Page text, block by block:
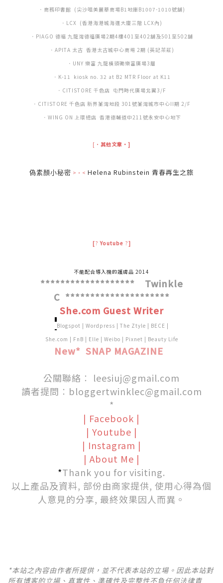
．商務印書館 (尖沙咀美麗華商場B1地庫B1007-1010號舖)
．LCX (香港海港城海運大廈三階 LCX內)
．PIAGO 德褔 九龍灣德福廣場2期4樓401至402舖及501至502舖
．APITA 太古 香港太古城中心商埸 2期 (英記茶莊)
．UNY 樂富 九龍橫頭磡樂富廣場3層
．K-11 kiosk no. 32 at B2 MTR Floor at K11
．CITISTORE 千色店 屯門時代廣場北翼3/F
．CITISTORE 千色店 新界荃灣地段 301號荃灣城市中心II期 2/F
．WING ON 上環總店 香港德輔道中211號永安中心地下
[‧ 其他文章‧]
偽素顏小秘密 >‧< Helena Rubinstein 青春再生之旅
[? Youtube ?]
不能配合導入機的護膚品 2014
******************* Twinkle
C *********************
She.com Guest Writer
Blogspot | Wordpress | The Ztyle | BECE |
She.com | FnB | Elle | Weibo | Pixnet | Beauty Life
New* SNAP MAGAZINE
公關聯絡︰
leesiuj@gmail.com
讀者提問︰ bloggertwinklec@gmail.com
*
| Facebook |
| Youtube |
| Instagram |
| About Me |
*Thank you for visiting.
以上產品及資料, 部份由商家提供, 使用心得為個
人意見的分享, 最終效果因人而異。
*本站之內容由作者所提供，並不代表本站的立場。因此本站對
所有博客的立場、真實性、準確性及完整性不負任何法律責